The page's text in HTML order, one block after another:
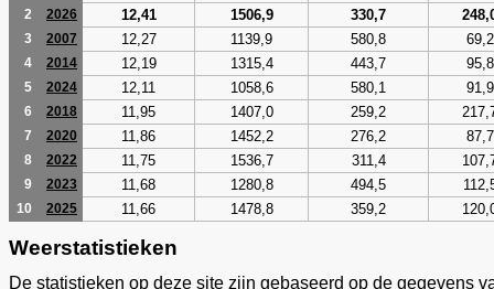
2 2026 12,41 1506,9 330,7
3 2007 12,27 1139,9 580,8 69,2
4 2014 12,19 1315,4 443,7 95,8
5 2024 12,11 1058,6 580,1 91,9
6 2018 11,95 1407,0 259,2
7 2020 11,86 1452,2 276,2 87,7
8 2022 11,75 1536,7 311,4
9 2023 11,68 1280,8 494,5
10 2025 11,66 1478,8 359,2
Weerstatistieken
De statistieken op deze site zijn gebaseerd op de gegevens